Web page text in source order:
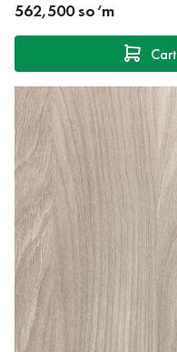
562,500 so‘m
Cart